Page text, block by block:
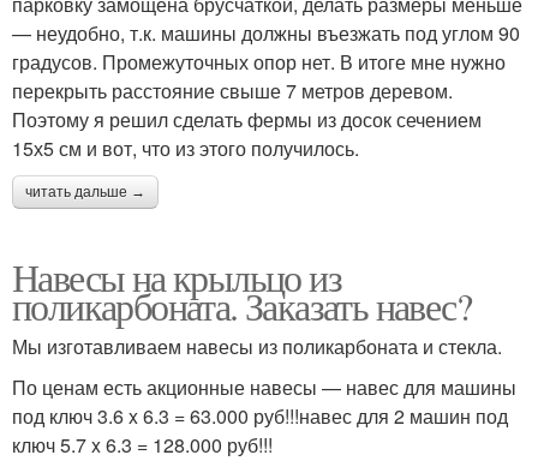
— неудобно, т.к. машины должны въезжать под углом 90
градусов. Промежуточных опор нет. В итоге мне нужно
перекрыть расстояние свыше 7 метров деревом.
Поэтому я решил сделать фермы из досок сечением
15х5 см и вот, что из этого получилось.
читать дальше →
Навесы на крыльцо из
поликарбоната. Заказать навес?
Мы изготавливаем навесы из поликарбоната и стекла.
По ценам есть акционные навесы — навес для машины
под ключ 3.6 x 6.3 = 63.000 руб!!!навес для 2 машин под
ключ 5.7 x 6.3 = 128.000 руб!!!